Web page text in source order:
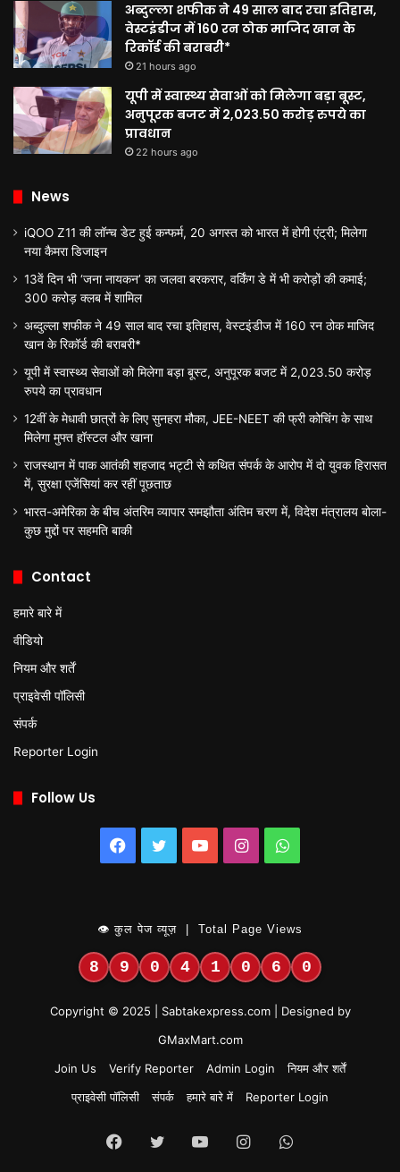
अब्दुल्ला शफीक ने 49 साल बाद रचा इतिहास,
वेस्टइंडीज में 160 रन ठोक माजिद खान के
रिकॉर्ड की बराबरी*
21 hours ago
यूपी में स्वास्थ्य सेवाओं को मिलेगा बड़ा बूस्ट,
अनुपूरक बजट में 2,023.50 करोड़ रुपये का
प्रावधान
22 hours ago
News
iQOO Z11 की लॉन्च डेट हुई कन्फर्म, 20 अगस्त को भारत में होगी एंट्री; मिलेगा
नया कैमरा डिजाइन
13वें दिन भी ‘जना नायकन’ का जलवा बरकरार, वर्किंग डे में भी करोड़ों की कमाई;
300 करोड़ क्लब में शामिल
अब्दुल्ला शफीक ने 49 साल बाद रचा इतिहास, वेस्टइंडीज में 160 रन ठोक माजिद
खान के रिकॉर्ड की बराबरी*
यूपी में स्वास्थ्य सेवाओं को मिलेगा बड़ा बूस्ट, अनुपूरक बजट में 2,023.50 करोड़
रुपये का प्रावधान
12वीं के मेधावी छात्रों के लिए सुनहरा मौका, JEE-NEET की फ्री कोचिंग के साथ
मिलेगा मुफ्त हॉस्टल और खाना
राजस्थान में पाक आतंकी शहजाद भट्टी से कथित संपर्क के आरोप में दो युवक हिरासत
में, सुरक्षा एजेंसियां कर रहीं पूछताछ
भारत-अमेरिका के बीच अंतरिम व्यापार समझौता अंतिम चरण में, विदेश मंत्रालय बोला-
कुछ मुद्दों पर सहमति बाकी
Contact
हमारे बारे में
वीडियो
नियम और शर्तें
प्राइवेसी पॉलिसी
संपर्क
Reporter Login
Follow Us
Facebook
TwitterYouTubeInstagramWhatsApp
👁 कुल पेज व्यूज़ | Total Page Views
8 9 0 4 1 0 6 0
Copyright © 2025 | Sabtakexpress.com | Designed by
GMaxMart.com
Join Us
Verify Reporter Admin Login
नियम और शर्तें
प्राइवेसी पॉलिसी
संपर्क हमारे बारे में Reporter Login
Facebook
TwitterYouTubeInstagramWhatsApp